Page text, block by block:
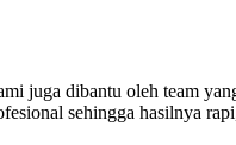
juga dibantu oleh team
sehingga hasilnya